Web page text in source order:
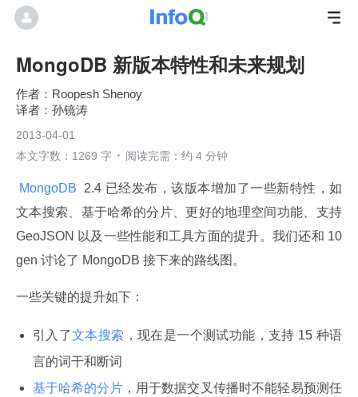
MongoDB 新版本特性和未来规划
Roopesh Shenoy
孙镜涛
2013-04-01
本文字数：1269 字
阅读完需：约 4 分钟
MongoDB
2.4 已经发布，该版本增加了一些新特性，如
文本搜索、基于哈希的分片、更好的地理空间功能、支持
GeoJSON 以及一些性能和工具方面的提升。我们还和 10
gen 讨论了 MongoDB 接下来的路线图。
一些关键的提升如下：
引入了文本搜索 ，现在是一个测试功能，支持 15 种语
言的词干和断词
基于哈希的分片，用于数据交叉传播时不能轻易预测任